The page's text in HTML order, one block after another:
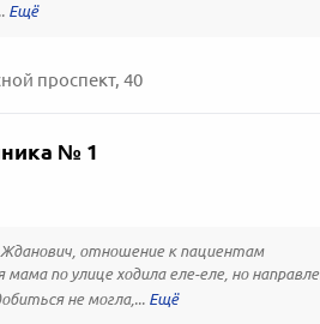
проспект, 40
№ 1
отношение к пациентам
по улице ходила еле-еле, но
не могла,...